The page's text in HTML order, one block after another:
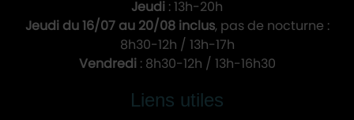
Jeudi : 13h-20h
Jeudi du 16/07 au 20/08 inclus, pas de nocturne :
8h30-12h / 13h-17h
Vendredi : 8h30-12h / 13h-16h30
Liens utiles